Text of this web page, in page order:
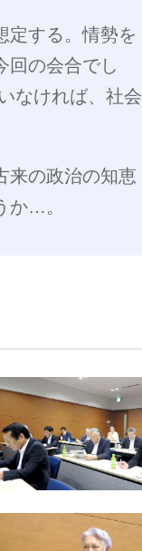
定する。情勢を
回の会合でし
なければ、社会
来の政治の知恵
か…。